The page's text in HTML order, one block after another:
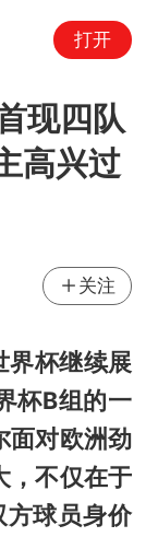
打开
现四队
高兴过
关注
界杯继续展
杯B组的一
面对欧洲劲
，不仅在于
球员身价